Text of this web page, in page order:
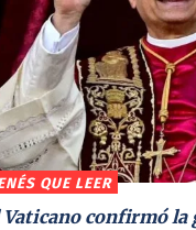
QUE LEER
Vaticano confirmó la